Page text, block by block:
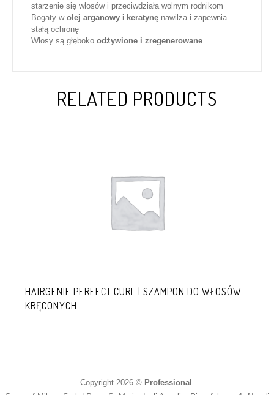
starzenie się włosów i przeciwdziała wolnym rodnikom
Bogaty w olej arganowy i keratynę nawilża i zapewnia
stałą ochronę
Włosy są głęboko odżywione i zregenerowane
RELATED PRODUCTS
HAIRGENIE PERFECT CURL | SZAMPON DO WŁOSÓW
KRĘCONYCH
Copyright 2026 © Professional .